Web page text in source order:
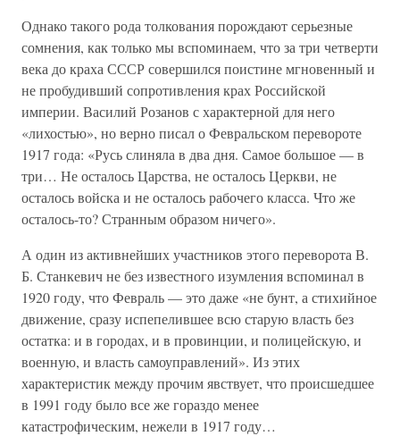
Однако такого рода толкования порождают серьезные
сомнения, как только мы вспоминаем, что за три четверти
века до краха СССР совершился поистине мгновенный и
не пробудивший сопротивления крах Российской
империи. Василий Розанов с характерной для него
«лихостью», но верно писал о Февральском перевороте
1917 года: «Русь слиняла в два дня. Самое большое — в
три… Не осталось Царства, не осталось Церкви, не
осталось войска и не осталось рабочего класса. Что же
осталось-то? Странным образом ничего».
А один из активнейших участников этого переворота В.
Б. Станкевич не без известного изумления вспоминал в
1920 году, что Февраль — это даже «не бунт, а стихийное
движение, сразу испепелившее всю старую власть без
остатка: и в городах, и в провинции, и полицейскую, и
военную, и власть самоуправлений». Из этих
характеристик между прочим явствует, что происшедшее
в 1991 году было все же гораздо менее
катастрофическим, нежели в 1917 году…